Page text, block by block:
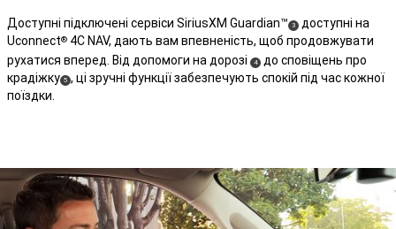
Доступні підключені сервіси SiriusXM Guardian™ ( Disclosure
3)
доступні на
Uconnect® 4C NAV, дають вам впевненість, щоб продовжувати
рухатися вперед. Від допомоги на дорозі
(
Disclosure
4)
до сповіщень про
крадіжку (5) , ці зручні функції забезпечують спокій під час кожної
поїздки.